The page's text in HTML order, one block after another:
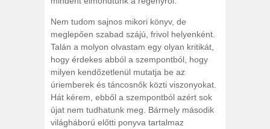
Nem tudom sajnos mikori könyv, de
meglepően szabad szájú, frivol helyenként.
Talán a molyon olvastam egy olyan kritikát,
hogy érdekes abból a szempontból, hogy
milyen kendőzetlenül mutatja be az
úriemberek és táncosnők közti viszonyokat.
Hát kérem, ebből a szempontból azért sok
újat nem tudhatunk meg. Bármely második
világháború előtti ponyva tartalmaz